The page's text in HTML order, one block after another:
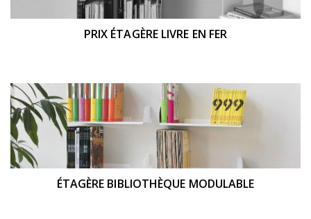
PRIX ÉTAGÈRE LIVRE EN FER
ÉTAGÈRE BIBLIOTHÈQUE MODULABLE